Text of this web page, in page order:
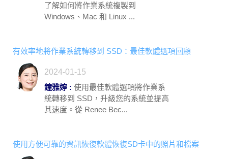
了解如何將作業系統複製到
Windows、Mac 和 Linux ...
有效率地將作業系統轉移到 SSD：最佳軟體選項回顧
2024-01-15
鐘雅婷 : 使用最佳軟體選項將作業系
統轉移到 SSD，升級您的系統並提高
其速度。從 Renee Bec...
使用方便可靠的資訊恢復軟體恢復SD卡中的照片和檔案